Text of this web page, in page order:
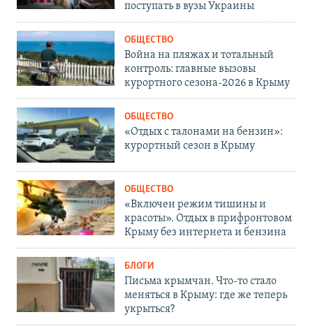
поступать в вузы Украины
ОБЩЕСТВО
Война на пляжах и тотальный
контроль: главные вызовы
курортного сезона-2026 в Крыму
ОБЩЕСТВО
«Отдых с талонами на бензин»:
курортный сезон в Крыму
ОБЩЕСТВО
«Включен режим тишины и
красоты». Отдых в прифронтовом
Крыму без интернета и бензина
БЛОГИ
Письма крымчан. Что-то стало
меняться в Крыму: где же теперь
укрыться?